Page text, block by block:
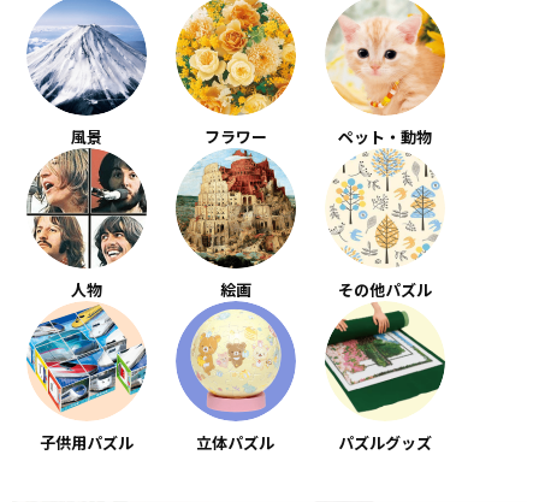
風景 フラワー ペット・動物
人物 絵画 その他パズル
子供用パズル 立体パズル パズルグッズ